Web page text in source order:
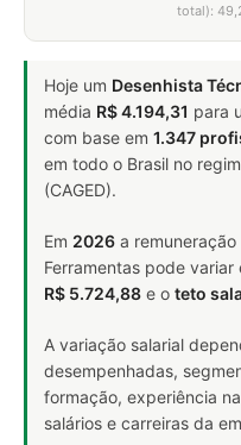
total):
Hoje um Desenhista
média R$ 4.194,31 para
com base em 1.347
em todo o Brasil no
(CAGED).
Em 2026 a
Ferramentas pode variar
R$ 5.724,88 e o teto
A variação salarial
desempenhadas,
formação, experiência
salários e carreiras da